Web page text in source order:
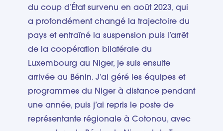
du coup d’État survenu en août 2023, qui
a profondément changé la trajectoire du
pays et entraîné la suspension puis l’arrêt
de la coopération bilatérale du
Luxembourg au Niger, je suis ensuite
arrivée au Bénin. J’ai géré les équipes et
programmes du Niger à distance pendant
une année, puis j’ai repris le poste de
représentante régionale à Cotonou, avec